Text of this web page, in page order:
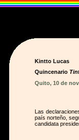
Kintto Lucas
Quincenario
Quito, 10 de
Las
país norteño,
candidata